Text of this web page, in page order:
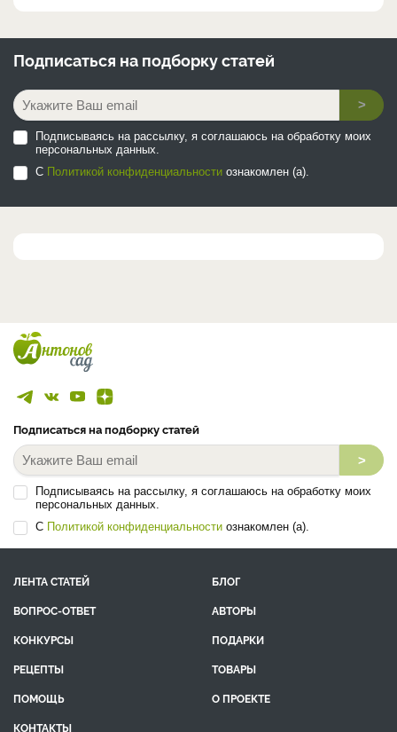
Подписаться на подборку статей
>
Подписываясь на рассылку, я соглашаюсь на обработку моих
персональных данных.
С Политикой конфиденциальности ознакомлен (а).
Подписаться на подборку статей
>
Подписываясь на рассылку, я соглашаюсь на обработку моих
персональных данных.
С Политикой конфиденциальности ознакомлен (а).
ЛЕНТА СТАТЕЙ
БЛОГ
ВОПРОС-ОТВЕТ
АВТОРЫ
КОНКУРСЫ
ПОДАРКИ
РЕЦЕПТЫ
ТОВАРЫ
ПОМОЩЬ
О ПРОЕКТЕ
КОНТАКТЫ